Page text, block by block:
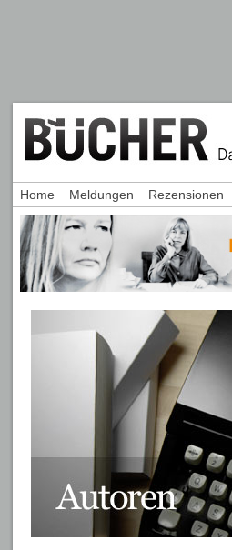
Home Meldungen Rezensionen